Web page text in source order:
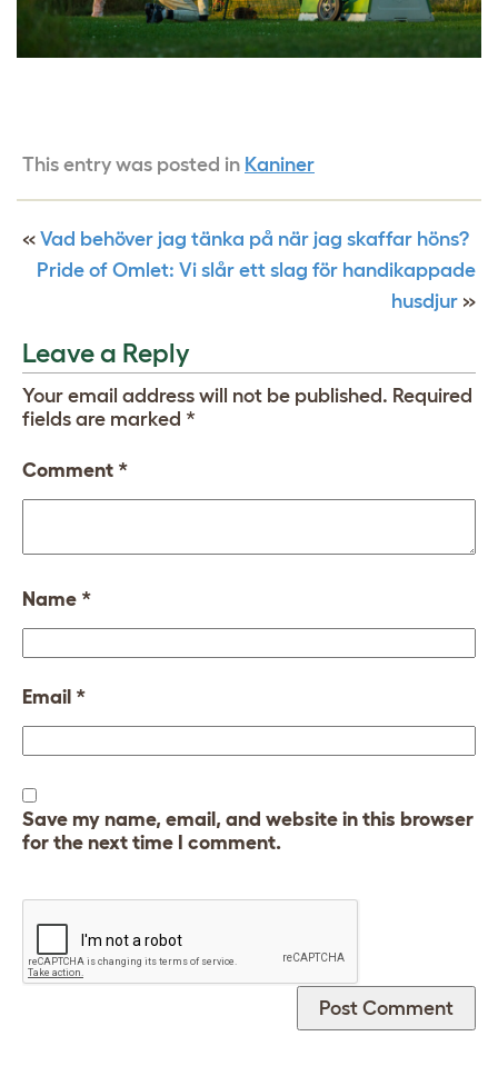
This entry was posted in Kaniner
« Vad behöver jag tänka på när jag skaffar höns?
Pride of Omlet: Vi slår ett slag för handikappade
husdjur »
Leave a Reply
Your email address will not be published. Required
fields are marked *
Comment *
Name *
Email *
Save my name, email, and website in this browser
for the next time I comment.